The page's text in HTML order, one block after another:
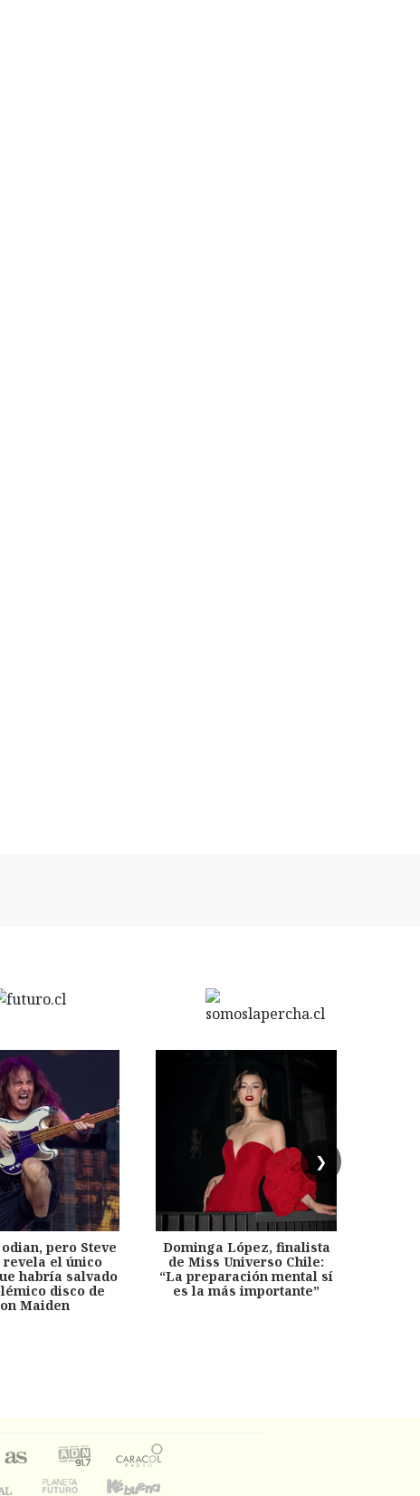
❯
pero Steve
el único
habría salvado
disco de
Maiden
Dominga López, finalista
de Miss Universo Chile:
“La preparación mental sí
es la más importante”